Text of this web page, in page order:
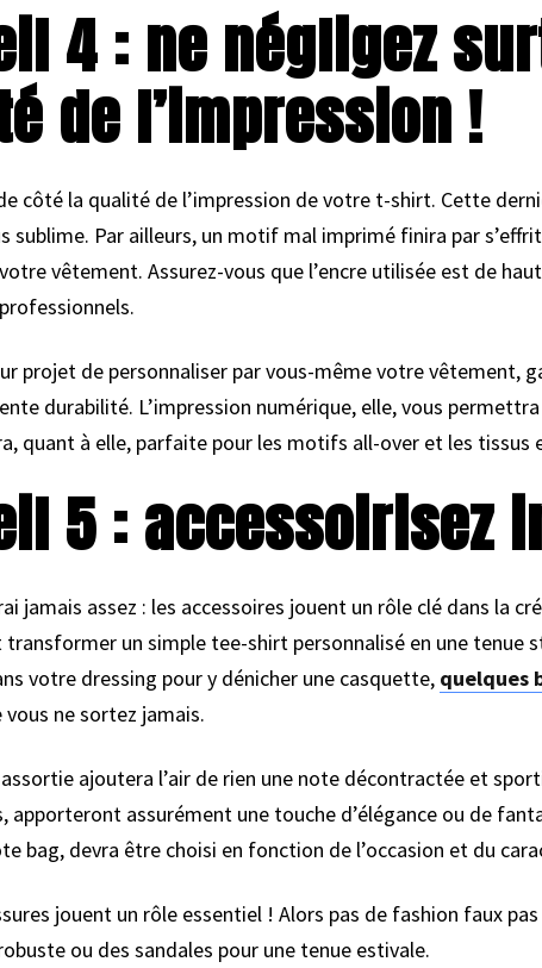
4 : ne négligez
de l’impression !
côté la qualité de l’impression de votre t-shirt. Cette
sublime. Par ailleurs, un motif mal imprimé finira par
vêtement. Assurez-vous que l’encre utilisée est de
projet de personnaliser par vous-même votre vêtement,
durabilité. L’impression numérique, elle, vous
quant à elle, parfaite pour les motifs all-over et les tissus
5 : accessoirisez
jamais assez : les accessoires jouent un rôle clé dans la
un simple tee-shirt personnalisé en une tenue
votre dressing pour y dénicher une casquette, quelques
vous ne sortez jamais.
ajoutera l’air de rien une note décontractée et
apporteront assurément une touche d’élégance ou de
bag, devra être choisi en fonction de l’occasion et du
jouent un rôle essentiel ! Alors pas de fashion faux pas
ou des sandales pour une tenue estivale.